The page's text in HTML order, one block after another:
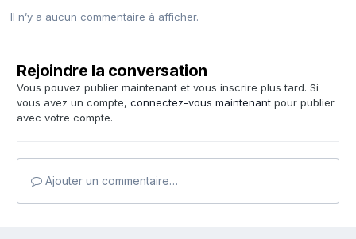
Il n’y a aucun commentaire à afficher.
Rejoindre la conversation
Vous pouvez publier maintenant et vous inscrire plus tard. Si
vous avez un compte, connectez-vous maintenant pour publier
avec votre compte.
Ajouter un commentaire…